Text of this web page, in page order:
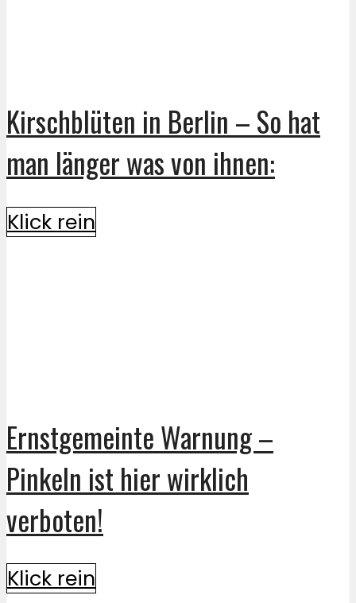
Kirschblüten in Berlin – So hat
man länger was von ihnen:
Klick rein
Ernstgemeinte Warnung –
Pinkeln ist hier wirklich
verboten!
Klick rein